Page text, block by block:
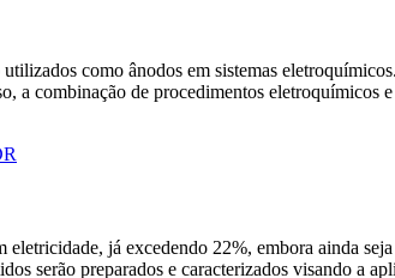
como ânodos em sistemas
a combinação de procedimentos eletroquímicos
já excedendo 22%, embora ainda
serão preparados e caracterizados visando a